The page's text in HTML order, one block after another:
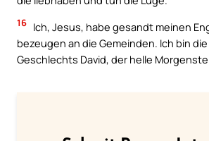
16 Ich, Jesus, habe gesandt meinen
bezeugen an die Gemeinden. Ich bin
Geschlechts David, der helle